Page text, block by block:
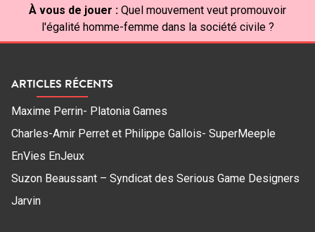
À vous de jouer : Quel mouvement veut promouvoir
l'égalité homme-femme dans la société civile ?
ARTICLES RÉCENTS
Maxime Perrin- Platonia Games
Charles-Amir Perret et Philippe Gallois- SuperMeeple
EnVies EnJeux
Suzon Beaussant – Syndicat des Serious Game Designers
Jarvin